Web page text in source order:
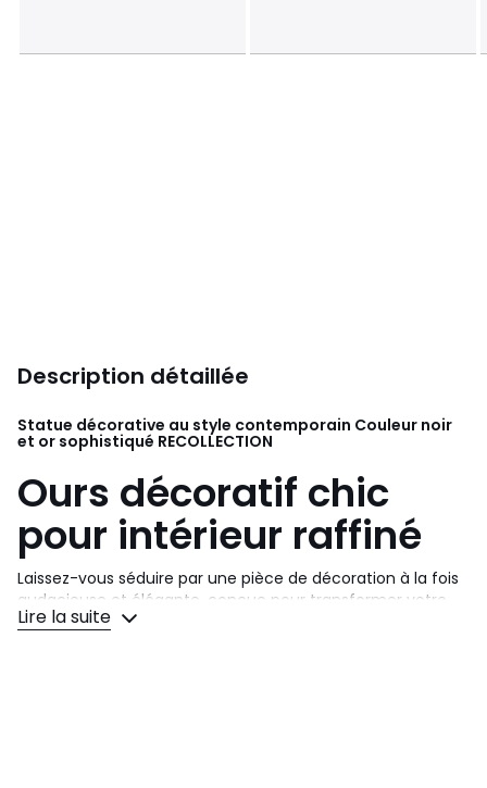
Description détaillée
Statue décorative au style contemporain Couleur noir
et or sophistiqué RECOLLECTION
Ours décoratif chic
pour intérieur raffiné
Laissez-vous séduire par une pièce de décoration à la fois
audacieuse et élégante, conçue pour transformer votre
espace de vie en véritable écrin de style. Avec son allure
Lire la suite